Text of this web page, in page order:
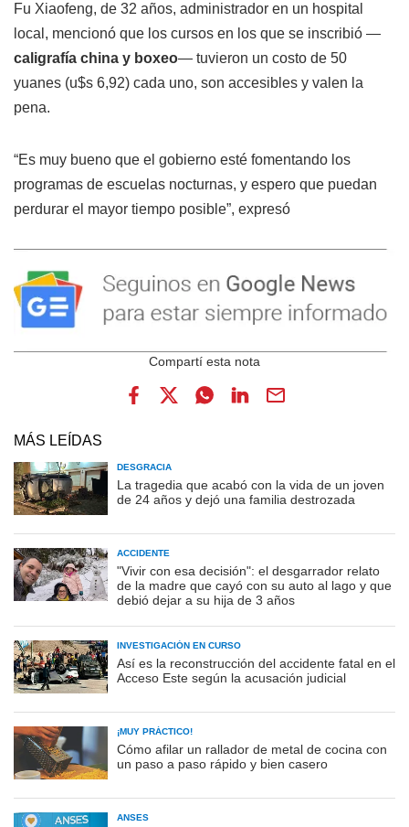
Fu Xiaofeng, de 32 años, administrador en un hospital
local, mencionó que los cursos en los que se inscribió —
caligrafía china y boxeo— tuvieron un costo de 50
yuanes (u$s 6,92) cada uno, son accesibles y valen la
pena.
“Es muy bueno que el gobierno esté fomentando los
programas de escuelas nocturnas, y espero que puedan
perdurar el mayor tiempo posible”, expresó
MÁS LEÍDAS
DESGRACIA
La tragedia que acabó con la vida de un joven
de 24 años y dejó una familia destrozada
ACCIDENTE
"Vivir con esa decisión": el desgarrador relato
de la madre que cayó con su auto al lago y que
debió dejar a su hija de 3 años
INVESTIGACIÓN EN CURSO
Así es la reconstrucción del accidente fatal en el
Acceso Este según la acusación judicial
¡MUY PRÁCTICO!
Cómo afilar un rallador de metal de cocina con
un paso a paso rápido y bien casero
ANSES